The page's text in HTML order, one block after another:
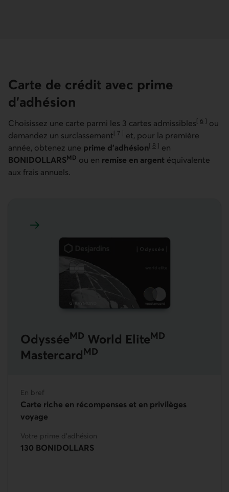
Carte de crédit avec prime
d’adhésion
Choisissez une carte parmi les 3 cartes admissibles[ 6 ]
Aller à la
ou
demandez un surclassement[ 7 ]
Aller à la note
et, pour la première
année, obtenez une prime d’adhésion[ 8 ]
Aller à la note
en
BONIDOLLARSMD ou en remise en argent équivalente
aux frais annuels.
OdysséeMD World EliteMD
MastercardMD
En bref
Carte riche en récompenses et en privilèges
voyage
Votre prime d'adhésion
130 BONIDOLLARS
En savoir plus sur Odyssée World Elite Mastercard